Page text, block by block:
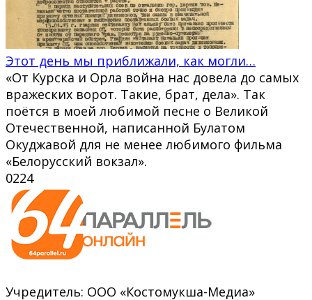
Этот день мы приближали, как могли…
«От Курска и Орла война нас довела до самых
вражеских ворот. Такие, брат, дела». Так
поётся в моей любимой песне о Великой
Отечественной, написанной Булатом
Окуджавой для не менее любимого фильма
«Белорусский вокзал».
0224
Учредитель: ООО «Костомукша-Медиа»